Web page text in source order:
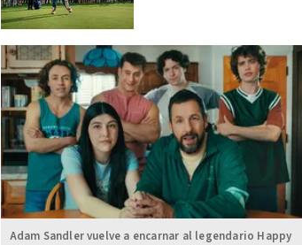
Adam Sandler vuelve a encarnar al legendario Happy